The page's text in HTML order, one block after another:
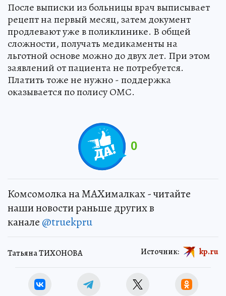
После выписки из больницы врач выписывает
рецепт на первый месяц, затем документ
продлевают уже в поликлинике. В общей
сложности, получать медикаменты на
льготной основе можно до двух лет. При этом
заявлений от пациента не потребуется.
Платить тоже не нужно - поддержка
оказывается по полису ОМС.
0
Комсомолка на MAXималках - читайте
наши новости раньше других в
канале @truekpru
Татьяна ТИХОНОВА Источник: kp.ru